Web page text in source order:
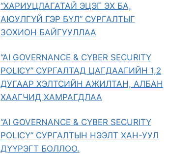
“ХАРИУЦЛАГАТАЙ ЭЦЭГ ЭХ БА,
АЮУЛГҮЙ ГЭР БҮЛ” СУРГАЛТЫГ
ЗОХИОН БАЙГУУЛЛАА
“AI GOVERNANCE & CYBER SECURITY
POLICY” СУРГАЛТАД ЦАГДААГИЙН 1,2
ДУГААР ХЭЛТСИЙН АЖИЛТАН, АЛБАН
ХААГЧИД ХАМРАГДЛАА
“AI GOVERNANCE & CYBER SECURITY
POLICY” СУРГАЛТЫН НЭЭЛТ ХАН-УУЛ
ДҮҮРЭГТ БОЛЛОО.